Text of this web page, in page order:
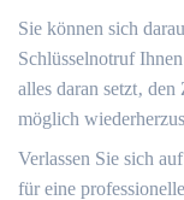
Sie können sich
Schlüsselnotruf
alles daran setzt‚
möglich
Verlassen Sie sich
für eine